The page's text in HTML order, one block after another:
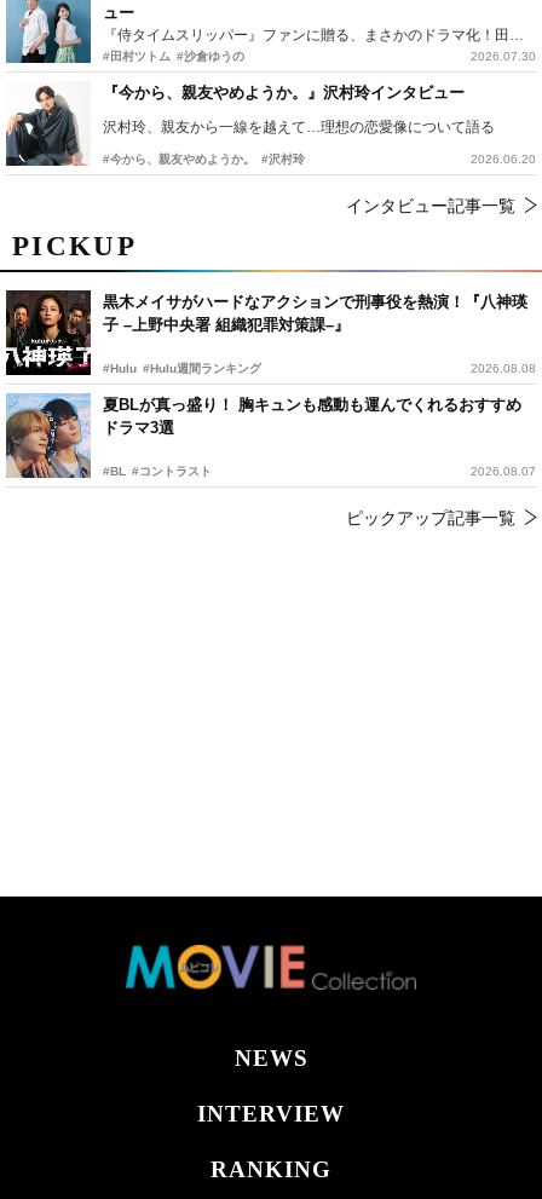
PICKUP
黒木メイサがハードなアクションで刑事役を熱演！『八神瑛
子 –上野中央署 組織犯罪対策課–』
#Hulu #Hulu週間ランキング 2026.08.08
夏BLが真っ盛り！ 胸キュンも感動も運んでくれるおすすめ
ドラマ3選
#BL #コントラスト 2026.08.07
ピックアップ記事一覧
ュー
『侍タイムスリッパー』ファンに贈る、まさかのドラマ化！田村ツトム×沙倉ゆうのが語る『心配無用ノ介』撮影秘話
#田村ツトム #沙倉ゆうの 2026.07.30
『今から、親友やめようか。』沢村玲インタビュー
沢村玲、親友から一線を越えて…理想の恋愛像について語る
#今から、親友やめようか。 #沢村玲 2026.06.20
インタビュー記事一覧
NEWS
INTERVIEW
RANKING